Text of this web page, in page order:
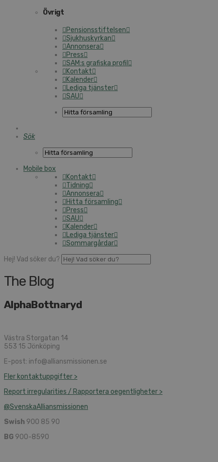
Övrigt
Pensionsstiftelsen
Sjukhuskyrkan
Annonsera
Press
SAM:s grafiska profil
Kontakt
Kalender
Lediga tjänster
SAU
Sök
Mobile box
Kontakt
Tidning
Annonsera
Hitta församling
Press
SAU
Kalender
Lediga tjänster
Sommargårdar
Hej! Vad söker du?
The Blog
AlphaBottnaryd
Västra Storgatan 14
553 15 Jönköping
E-post: info@alliansmissionen.se
Fler kontaktuppgifter >
Report irregularities / Rapportera oegentligheter >
@SvenskaAlliansmissionen
Swish 900 85 90
BG 900-8590